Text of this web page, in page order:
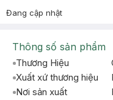
Đang cập nhật
Thông số sản phẩm
Thương Hiệu
Xuất xứ thương hiệu
Nơi sản xuất